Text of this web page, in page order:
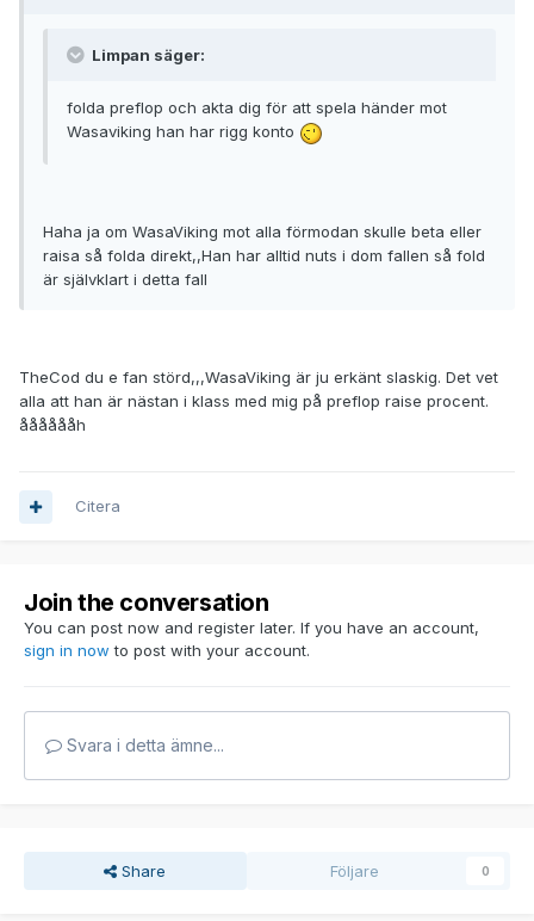
Limpan säger:
folda preflop och akta dig för att spela händer mot
Wasaviking han har rigg konto
Haha ja om WasaViking mot alla förmodan skulle beta eller
raisa så folda direkt,,Han har alltid nuts i dom fallen så fold
är självklart i detta fall
TheCod du e fan störd,,,WasaViking är ju erkänt slaskig. Det vet
alla att han är nästan i klass med mig på preflop raise procent.
ååååååh
Citera
Join the conversation
You can post now and register later. If you have an account,
sign in now to post with your account.
Svara i detta ämne...
Share Följare 0